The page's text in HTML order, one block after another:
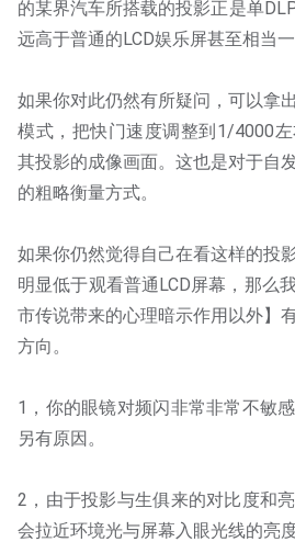
的某界汽车所搭载的投影正是单
远高于普通的LCD娱乐屏甚至相当一
如果你对此仍然有所疑问，可以拿
模式，把快门速度调整到1/4000
其投影的成像画面。这也是对于自
的粗略衡量方式。
如果你仍然觉得自己在看这样的投
明显低于观看普通LCD屏幕，那么
市传说带来的心理暗示作用以外】
方向。
1，你的眼镜对频闪非常非常不敏
另有原因。
2，由于投影与生俱来的对比度和
会拉近环境光与屏幕入眼光线的亮